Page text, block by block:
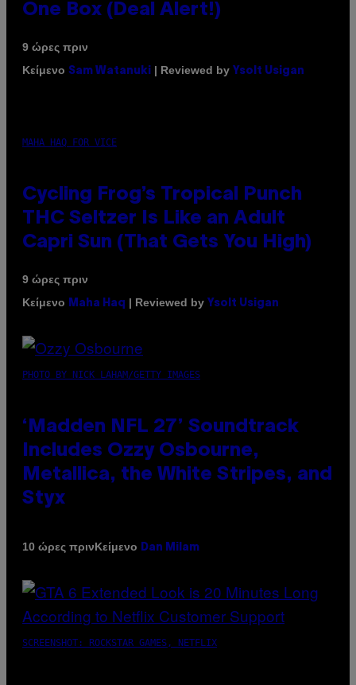
One Box (Deal Alert!)
9 ώρες πριν
Κείμενο Sam Watanuki | Reviewed by Ysolt Usigan
MAHA HAQ FOR VICE
Cycling Frog’s Tropical Punch
THC Seltzer Is Like an Adult
Capri Sun (That Gets You High)
9 ώρες πριν
Κείμενο
Maha Haq | Reviewed by Ysolt Usigan
PHOTO BY NICK LAHAM/GETTY IMAGES
‘Madden NFL 27’ Soundtrack
Includes Ozzy Osbourne,
Metallica, the White Stripes, and
Styx
10 ώρες πρινΚείμενο Dan Milam
SCREENSHOT: ROCKSTAR GAMES, NETFLIX